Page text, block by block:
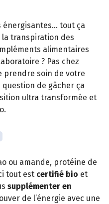
énergisantes… tout ça
transpiration des
alimentaires
? Pas chez
prendre soin de votre
de gâcher ça
ultra transformée et
ou amande, protéine de
tout est certifié bio et
supplémenter en
de l’énergie avec une